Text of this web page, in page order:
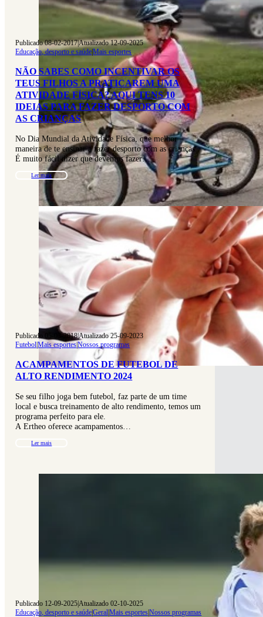
Publicado 08-02-2017|Atualizado 12-09-2025
Educação, desporto e saúde|Mais esportes
NÃO SABES COMO INCENTIVAR OS
TEUS FILHOS A PRATICAREM UMA
ATIVIDADE FÍSICA? AQUI TENS 10
IDEIAS PARA FAZER DESPORTO COM
AS CRIANÇAS
No Dia Mundial da Atividade Física, que melhor
maneira de te ensinar a fazer desporto com as crianças.
É muito fácil dizer que devemos fazer…
Ler mais
Publicado 05-03-2018|Atualizado 25-09-2023
Futebol|Mais esportes|Nossos programas
ACAMPAMENTOS DE FUTEBOL DE
ALTO RENDIMENTO 2024
Se seu filho joga bem futebol, faz parte de um time
local e busca treinamento de alto rendimento, temos um
programa perfeito para ele.
A Ertheo oferece acampamentos…
Ler mais
Publicado 12-09-2025|Atualizado 02-10-2025
Educação, desporto e saúde|Geral|Mais esportes|Nossos programas